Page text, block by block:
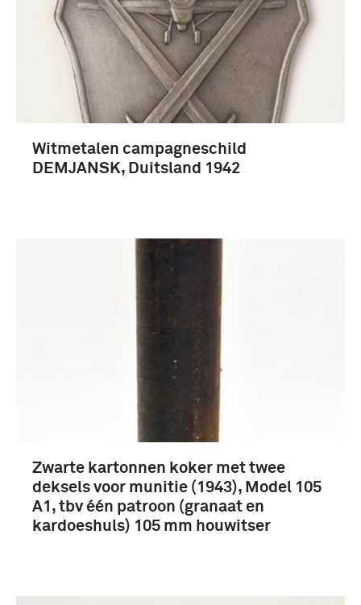
Witmetalen campagneschild
DEMJANSK, Duitsland 1942
Zwarte kartonnen koker met twee
deksels voor munitie (1943), Model 105
A1, tbv één patroon (granaat en
kardoeshuls) 105 mm houwitser